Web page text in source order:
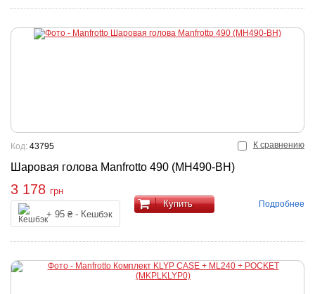
К сравнению
Шаровая голова Manfrotto 490 (MH490-BH)
Код: 43795
3 178 грн
+ 95 ₴ - Кешбэк
Купить Подробнее